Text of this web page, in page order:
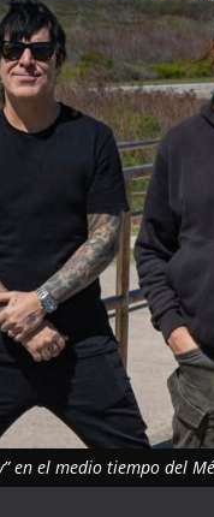
en el medio tiempo del